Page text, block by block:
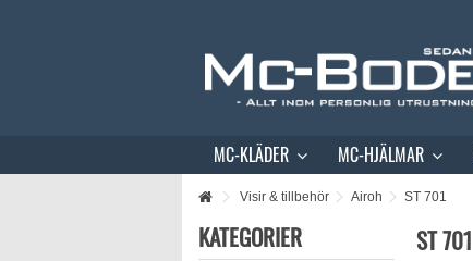
MC-KLÄDER MC-HJÄLMAR
Visir & tillbehör Airoh ST 701
ST 701
KATEGORIER